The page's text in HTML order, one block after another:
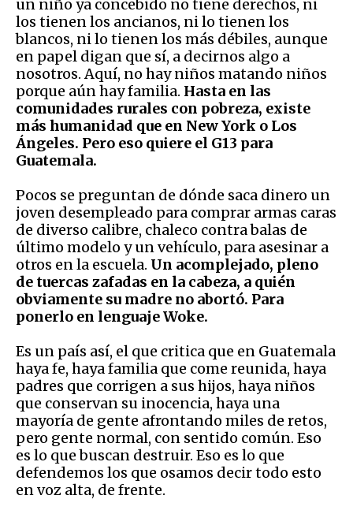
un niño ya concebido no tiene derechos, ni
los tienen los ancianos, ni lo tienen los
blancos, ni lo tienen los más débiles, aunque
en papel digan que sí, a decirnos algo a
nosotros. Aquí, no hay niños matando niños
porque aún hay familia. Hasta en las
comunidades rurales con pobreza, existe
más humanidad que en New York o Los
Ángeles. Pero eso quiere el G13 para
Guatemala.
Pocos se preguntan de dónde saca dinero un
joven desempleado para comprar armas caras
de diverso calibre, chaleco contra balas de
último modelo y un vehículo, para asesinar a
otros en la escuela. Un acomplejado, pleno
de tuercas zafadas en la cabeza, a quién
obviamente su madre no abortó. Para
ponerlo en lenguaje Woke.
Es un país así, el que critica que en Guatemala
haya fe, haya familia que come reunida, haya
padres que corrigen a sus hijos, haya niños
que conservan su inocencia, haya una
mayoría de gente afrontando miles de retos,
pero gente normal, con sentido común. Eso
es lo que buscan destruir. Eso es lo que
defendemos los que osamos decir todo esto
en voz alta, de frente.